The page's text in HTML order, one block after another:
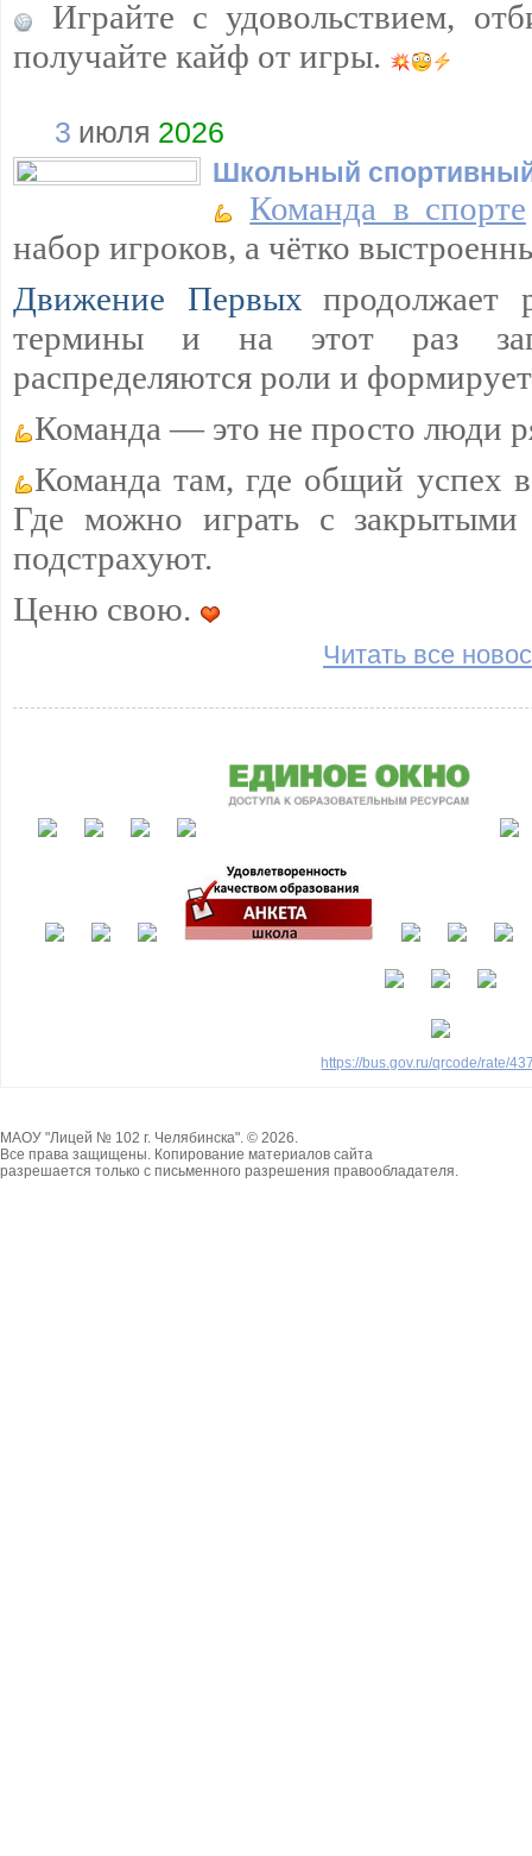
Играйте с удовольствием,
получайте кайф от игры.
3 июля 2026
Школьный
Команда в спорте
набор игроков, а чётко
Движение Первых продолжает
термины и на этот раз
распределяются роли и
Команда — это не просто люди
Команда там, где общий успех
Где можно играть с закрытыми
подстрахуют.
Ценю свою.
Читать все
https://bus.gov.ru/qrcode/rate/
МАОУ "Лицей № 102 г. Челябинска". © 2026.
Все права защищены. Копирование материалов сайта
разрешается только с письменного разрешения правообладателя.